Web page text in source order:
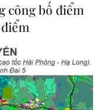
công bố điểm